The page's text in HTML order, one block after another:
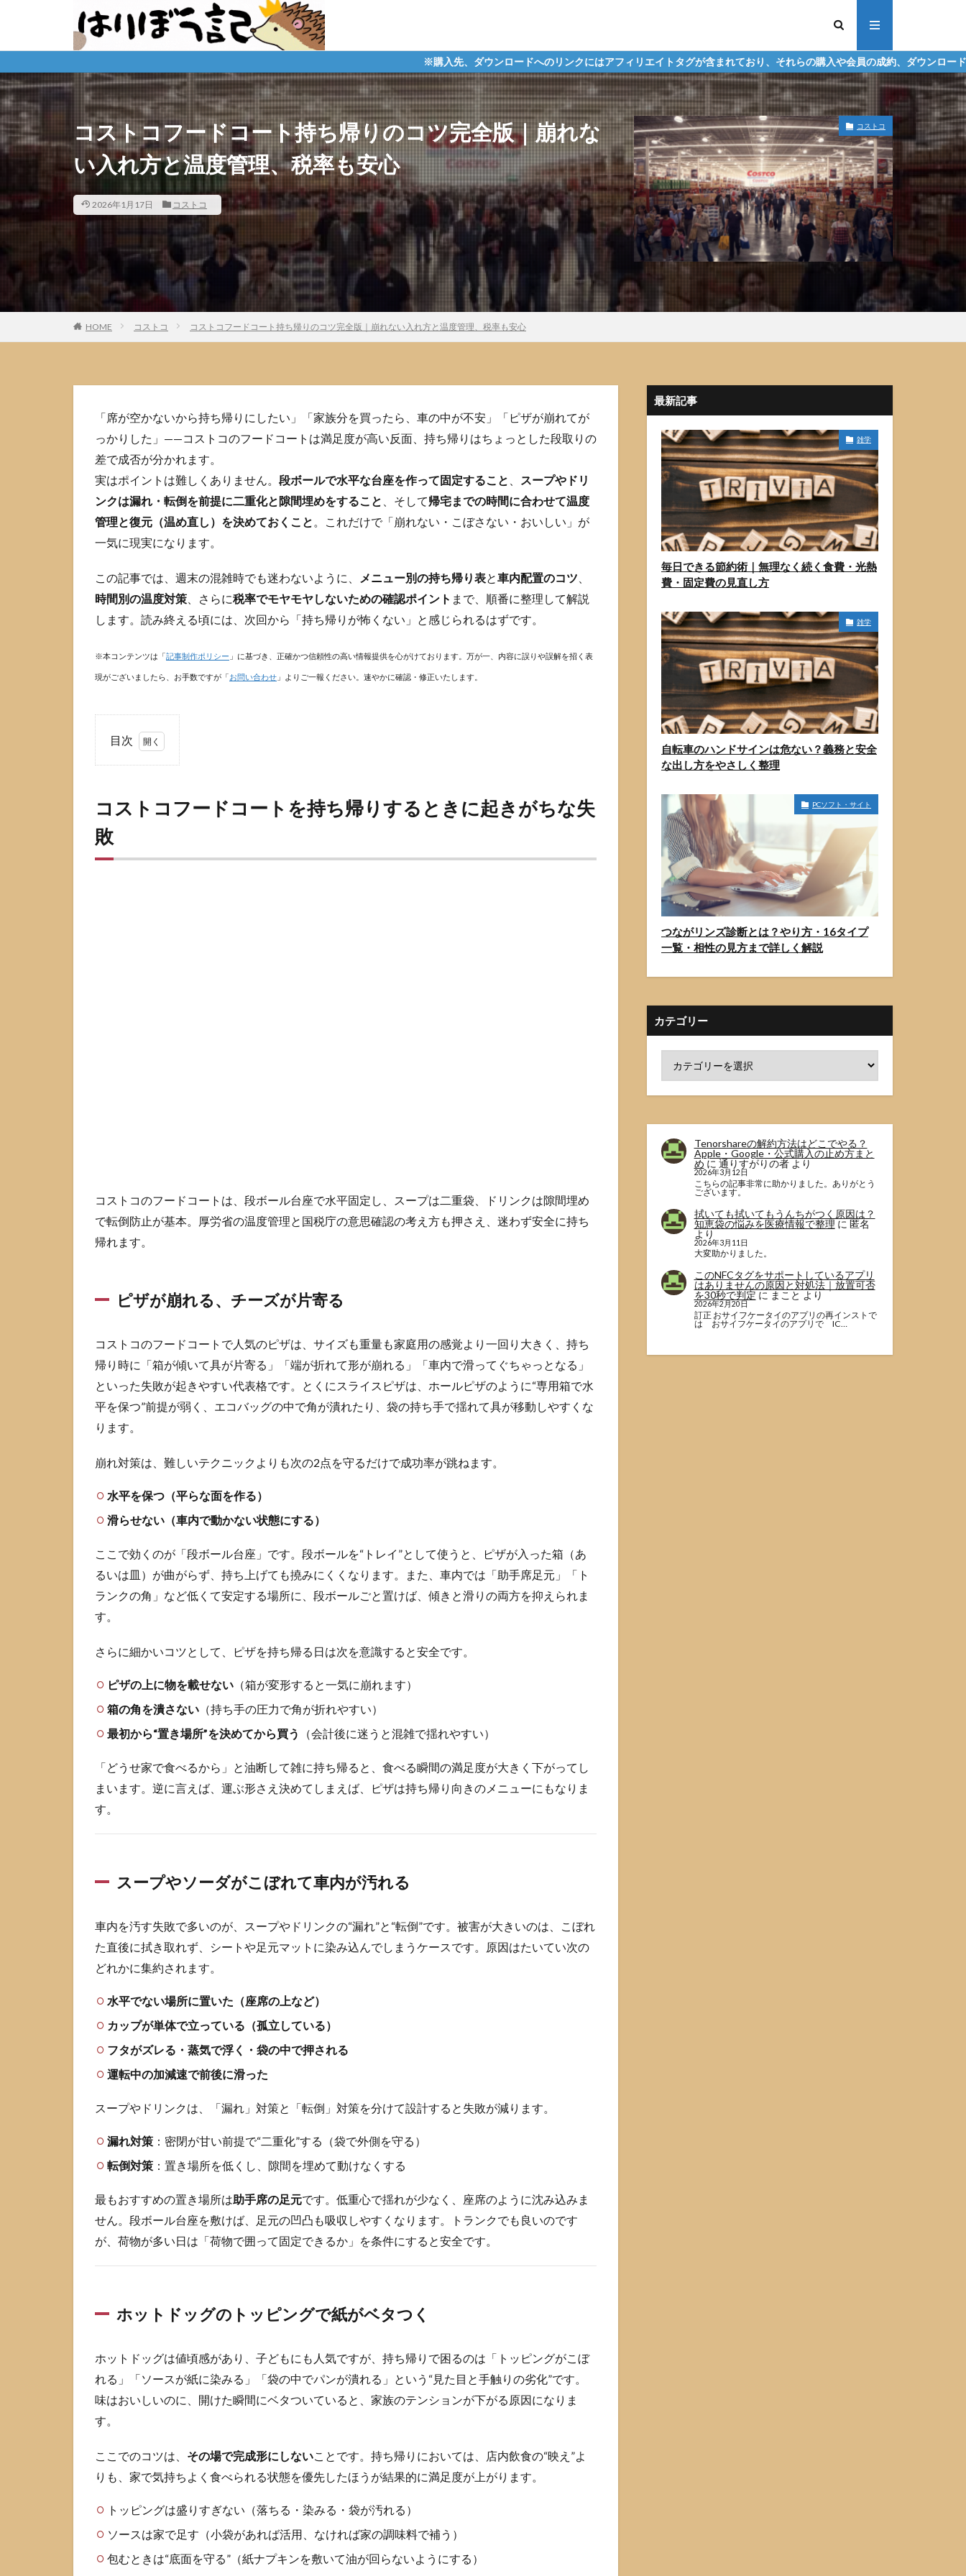
※購入先、ダウンロードへのリンクにはアフィリエイトタグが含まれており、それらの購入や会員の成約、ダウンロードなどからの収益化を
コストコフードコート持ち帰りのコツ完全版｜崩れな
い入れ方と温度管理、税率も安心
2026年1月17日 コストコ
コストコ
HOME コストコ コストコフードコート持ち帰りのコツ完全版｜崩れない入れ方と温度管理、税率も安心
「席が空かないから持ち帰りにしたい」「家族分を買ったら、車の中が不安」「ピザが崩れてが
っかりした」——コストコのフードコートは満足度が高い反面、持ち帰りはちょっとした段取りの
差で成否が分かれます。
実はポイントは難しくありません。 段ボールで水平な台座を作って固定すること
スープやドリ
ンクは漏れ・転倒を前提に二重化と隙間埋めをすること
、そして帰宅までの時間に合わせて温度
管理と復元（温め直し）を決めておくこと
。これだけで「崩れない・こぼさない・おいしい」が
一気に現実になります。
この記事では、週末の混雑時でも迷わないように、 メニュー別の持ち帰り表と車内配置のコツ
時間別の温度対策 、さらに税率でモヤモヤしないための確認ポイント まで、順番に整理して解説
します。読み終える頃には、次回から「持ち帰りが怖くない」と感じられるはずです。
※本コンテンツは「記事制作ポリシー 」に基づき、正確かつ信頼性の高い情報提供を心がけております。万が一、内容に誤りや誤解を招く表
現がございましたら、お手数ですが「お問い合わせ 」よりご一報ください。速やかに確認・修正いたします。
目次
ト
フ
が崩
れ
片寄
1.2
スー
プや
ソー
ダが
れて
が汚
1.3
ホッ
ッグ
ッピ
ング
く
1.4
取り
後に
迷っ
度と
税率
ト
フ
ド
コ
ト
ち
り
の
段
ボ
ー
と
固
定
2.1
段ボ
レイ
代わ
する
2.2
を防
ぐ置
と簡
易ホ
ルダ
コストコフードコートを持ち帰りするときに起きがちな失
敗
コストコのフードコートは、段ボール台座で水平固定し、スープは二重袋、ドリンクは隙間埋め
で転倒防止が基本。厚労省の温度管理と国税庁の意思確認の考え方も押さえ、迷わず安全に持ち
帰れます。
ピザが崩れる、チーズが片寄る
コストコのフードコートで人気のピザは、サイズも重量も家庭用の感覚より一回り大きく、持ち
帰り時に「箱が傾いて具が片寄る」「端が折れて形が崩れる」「車内で滑ってぐちゃっとなる」
といった失敗が起きやすい代表格です。とくにスライスピザは、ホールピザのように“専用箱で水
平を保つ”前提が弱く、エコバッグの中で角が潰れたり、袋の持ち手で揺れて具が移動しやすくな
ります。
崩れ対策は、難しいテクニックよりも次の2点を守るだけで成功率が跳ねます。
水平を保つ（平らな面を作る）
滑らせない（車内で動かない状態にする）
ここで効くのが「段ボール台座」です。段ボールを“トレイ”として使うと、ピザが入った箱（あ
るいは皿）が曲がらず、持ち上げても撓みにくくなります。また、車内では「助手席足元」「ト
ランクの角」など低くて安定する場所に、段ボールごと置けば、傾きと滑りの両方を抑えられま
す。
さらに細かいコツとして、ピザを持ち帰る日は次を意識すると安全です。
ピザの上に物を載せない （箱が変形すると一気に崩れます）
箱の角を潰さない （持ち手の圧力で角が折れやすい）
最初から“置き場所”を決めてから買う
（会計後に迷うと混雑で揺れやすい）
「どうせ家で食べるから」と油断して雑に持ち帰ると、食べる瞬間の満足度が大きく下がってし
まいます。逆に言えば、運ぶ形さえ決めてしまえば、ピザは持ち帰り向きのメニューにもなりま
す。
スープやソーダがこぼれて車内が汚れる
車内を汚す失敗で多いのが、スープやドリンクの“漏れ”と“転倒”です。被害が大きいのは、こぼれ
た直後に拭き取れず、シートや足元マットに染み込んでしまうケースです。原因はたいてい次の
どれかに集約されます。
水平でない場所に置いた（座席の上など）
カップが単体で立っている（孤立している）
フタがズレる・蒸気で浮く・袋の中で押される
運転中の加減速で前後に滑った
スープやドリンクは、「漏れ」対策と「転倒」対策を分けて設計すると失敗が減ります。
漏れ対策 ：密閉が甘い前提で“二重化”する（袋で外側を守る）
転倒対策 ：置き場所を低くし、隙間を埋めて動けなくする
最もおすすめの置き場所は助手席の足元です。低重心で揺れが少なく、座席のように沈み込みま
せん。段ボール台座を敷けば、足元の凹凸も吸収しやすくなります。トランクでも良いのです
が、荷物が多い日は「荷物で囲って固定できるか」を条件にすると安全です。
ホットドッグのトッピングで紙がベタつく
ホットドッグは値頃感があり、子どもにも人気ですが、持ち帰りで困るのは「トッピングがこぼ
れる」「ソースが紙に染みる」「袋の中でパンが潰れる」という“見た目と手触りの劣化”です。
味はおいしいのに、開けた瞬間にベタついていると、家族のテンションが下がる原因になりま
す。
ここでのコツは、 その場で完成形にしない ことです。持ち帰りにおいては、店内飲食の“映え”よ
りも、家で気持ちよく食べられる状態を優先したほうが結果的に満足度が上がります。
トッピングは盛りすぎない（落ちる・染みる・袋が汚れる）
ソースは家で足す（小袋があれば活用、なければ家の調味料で補う）
包むときは“底面を守る”（紙ナプキンを敷いて油が回らないようにする）
最新記事
雑学
毎日できる節約術｜無理なく続く食費・光熱
費・固定費の見直し方
雑学
自転車のハンドサインは危ない？義務と安全
な出し方をやさしく整理
PCソフト・サイト
つながリンズ診断とは？やり方・16タイプ
一覧・相性の見方まで詳しく解説
カテゴリー
Tenorshareの解約方法はどこでやる？
Apple・Google・公式購入の止め方まと
め に 通りすがりの者より
2026年3月12日
こちらの記事非常に助かりました。ありがとう
ございます。
拭いても拭いてもうんちがつく原因は？
知恵袋の悩みを医療情報で整理 に 匿名
より
2026年3月11日
大変助かりました。
このNFCタグをサポートしているアプリ
はありませんの原因と対処法｜放置可否
を30秒で判定 に まこと より
2026年2月20日
訂正 おサイフケータイのアプリの再インストで
は おサイフケータイのアプリで IC…